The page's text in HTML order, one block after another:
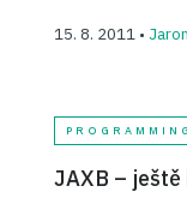
15. 8. 2011 •
PROGRAMMING
JAXB – ještě